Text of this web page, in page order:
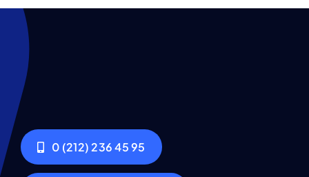
0 (212) 236 45 95